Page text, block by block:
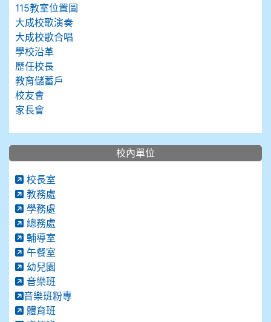
115教室位置圖
大成校歌演奏
大成校歌合唱
學校沿革
歷任校長
教育儲蓄戶
校友會
家長會
校內單位
校長室
教務處
學務處
總務處
輔導室
午餐室
幼兒園
音樂班
音樂班粉專
體育班